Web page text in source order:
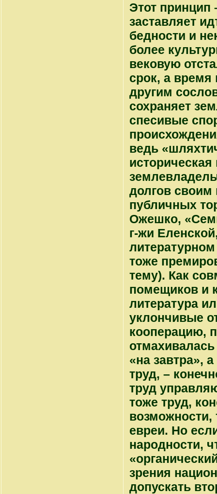
Этот принцип
заставляет
бедности и
более
вековую
срок, а время
другим
сохраняет
спесивые
ведь
долгов своим
публичных
Ожешко,
г-жи
тоже
тему). Как
помещиков и
литература
уклончивые
кооперацию,
«на завтра»,
труд, –
труд
тоже труд,
возможности,
евреи. Но
народности,
зрения
допускать